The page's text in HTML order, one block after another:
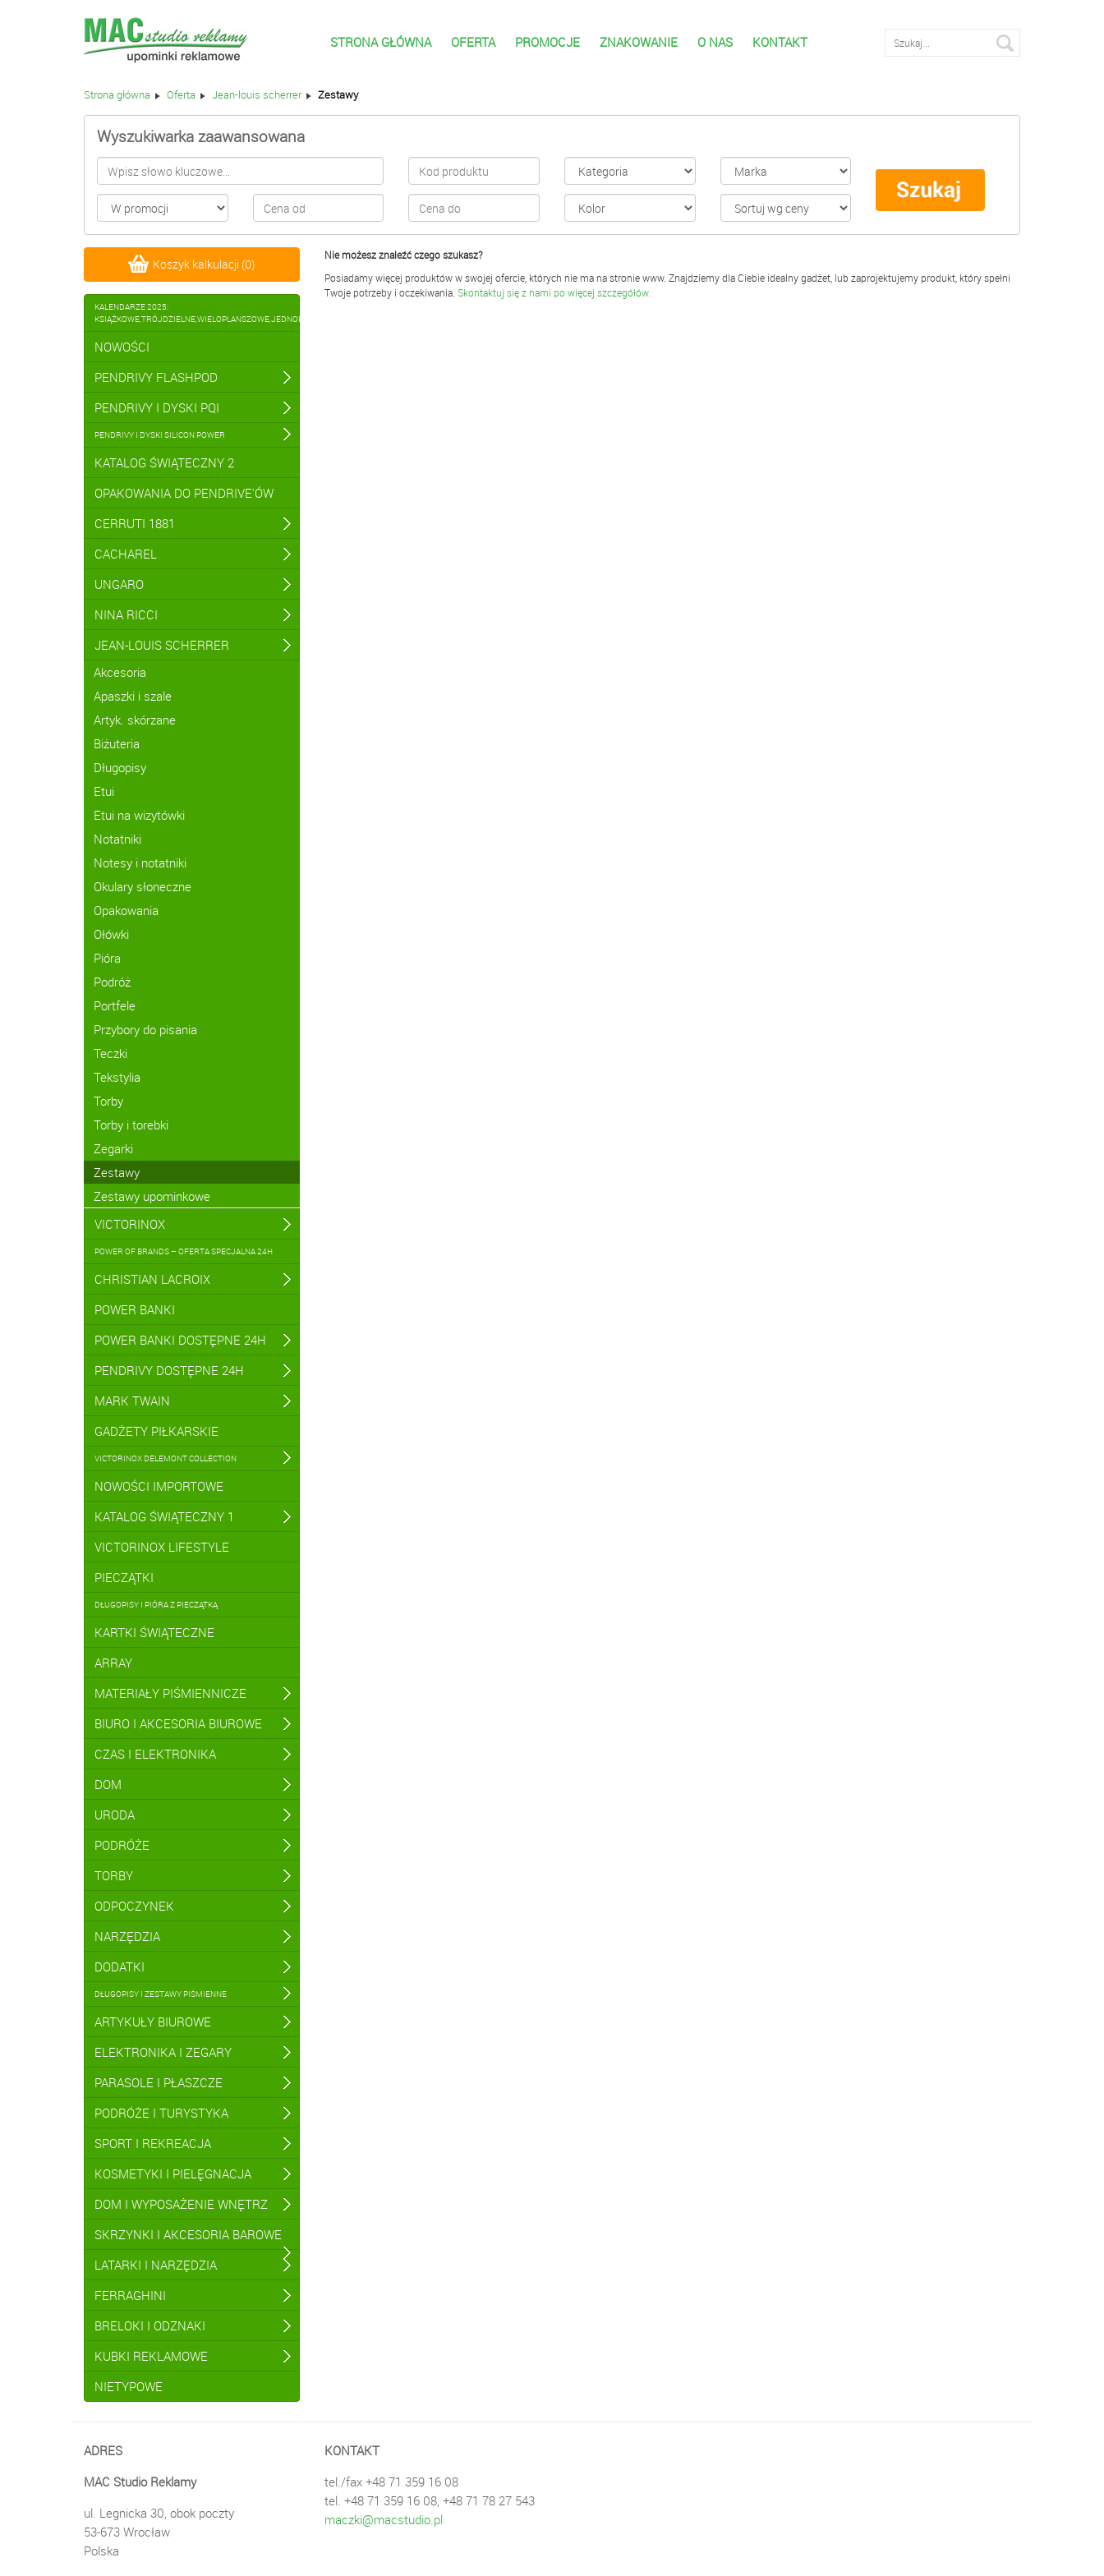
STRONA GŁÓWNA OFERTA PROMOCJE ZNAKOWANIE O NAS KONTAKT
Strona główna Oferta Jean-louis scherrer Zestawy
Wyszukiwarka zaawansowana
Koszyk kalkulacji (0)
KALENDARZE 2025:
KSIĄŻKOWE,TRÓJDZIELNE,WIELOPLANSZOWE,JEDNOPLANSZOWE,BIURKOWE,LISTKOWE
NOWOŚCI
PENDRIVY FLASHPOD
PENDRIVY I DYSKI PQI
PENDRIVY I DYSKI SILICON POWER
KATALOG ŚWIĄTECZNY 2
OPAKOWANIA DO PENDRIVE'ÓW
CERRUTI 1881
CACHAREL
UNGARO
NINA RICCI
JEAN-LOUIS SCHERRER
Akcesoria
Apaszki i szale
Artyk. skórzane
Biżuteria
Długopisy
Etui
Etui na wizytówki
Notatniki
Notesy i notatniki
Okulary słoneczne
Opakowania
Ołówki
Pióra
Podróż
Portfele
Przybory do pisania
Teczki
Tekstylia
Torby
Torby i torebki
Zegarki
Zestawy
Zestawy upominkowe
VICTORINOX
POWER OF BRANDS – OFERTA SPECJALNA 24H
CHRISTIAN LACROIX
POWER BANKI
POWER BANKI DOSTĘPNE 24H
PENDRIVY DOSTĘPNE 24H
MARK TWAIN
GADŻETY PIŁKARSKIE
VICTORINOX DELEMONT COLLECTION
NOWOŚCI IMPORTOWE
KATALOG ŚWIĄTECZNY 1
VICTORINOX LIFESTYLE
PIECZĄTKI
DŁUGOPISY I PIÓRA Z PIECZĄTKĄ
KARTKI ŚWIĄTECZNE
ARRAY
MATERIAŁY PIŚMIENNICZE
BIURO I AKCESORIA BIUROWE
CZAS I ELEKTRONIKA
DOM
URODA
PODRÓŻE
TORBY
ODPOCZYNEK
NARZĘDZIA
DODATKI
DŁUGOPISY I ZESTAWY PIŚMIENNE
ARTYKUŁY BIUROWE
ELEKTRONIKA I ZEGARY
PARASOLE I PŁASZCZE
PODRÓŻE I TURYSTYKA
SPORT I REKREACJA
KOSMETYKI I PIELĘGNACJA
DOM I WYPOSAŻENIE WNĘTRZ
SKRZYNKI I AKCESORIA BAROWE
LATARKI I NARZĘDZIA
FERRAGHINI
BRELOKI I ODZNAKI
KUBKI REKLAMOWE
NIETYPOWE
Nie możesz znaleźć czego szukasz?
Posiadamy więcej produktów w swojej ofercie, których nie ma na stronie www. Znajdziemy dla Ciebie idealny gadżet, lub zaprojektujemy produkt, który spełni
Twoje potrzeby i oczekiwania. Skontaktuj się z nami po więcej szczegółów.
ADRES
MAC Studio Reklamy
ul. Legnicka 30, obok poczty
53-673 Wrocław
Polska
KONTAKT
tel./fax +48 71 359 16 08
tel. +48 71 359 16 08, +48 71 78 27 543
maczki@macstudio.pl